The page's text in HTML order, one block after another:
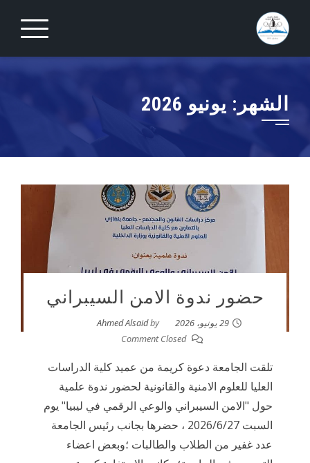
content
الشهر: يونيو 2026
حضور ندوة الامن السيبراني
29 يونيو، 2026 by
Ahmed Alsaid
Comment Closed
تلقت الجامعة دعوة كريمة من عميد كلية الدراسات
العليا للعلوم الامنية والقانونية لحضور ندوة علمية
حول "الامن السيبراني والوعي الرقمي في ليبيا" يوم
السبت 2026/6/27 ، حضرها بجانب رئيس الجامعة
عدد غفير من الطلاب والطالبات ؛وبعض اعضاء